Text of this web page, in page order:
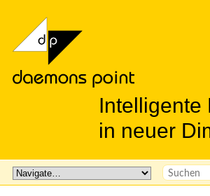
Intelligente
in neuer